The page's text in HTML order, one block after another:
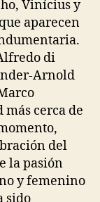
Vinícius y
aparecen
di
Arnold
cerca de
del
la pasión
y femenino
sido